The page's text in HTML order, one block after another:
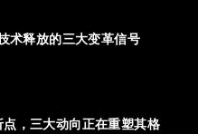
术释放的三大变革信号
，三大动向正在重塑其格